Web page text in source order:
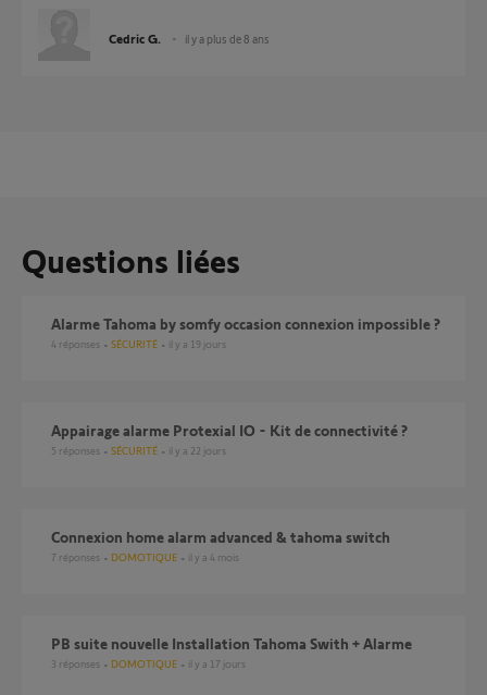
Cedric G. il y a plus de 8 ans
Questions liées
Alarme Tahoma by somfy occasion connexion impossible ?
4 réponses SÉCURITÉ il y a 19 jours
Appairage alarme Protexial IO - Kit de connectivité ?
5 réponses SÉCURITÉ il y a 22 jours
Connexion home alarm advanced & tahoma switch
7 réponses DOMOTIQUE il y a 4 mois
PB suite nouvelle Installation Tahoma Swith + Alarme
3 réponses DOMOTIQUE il y a 17 jours